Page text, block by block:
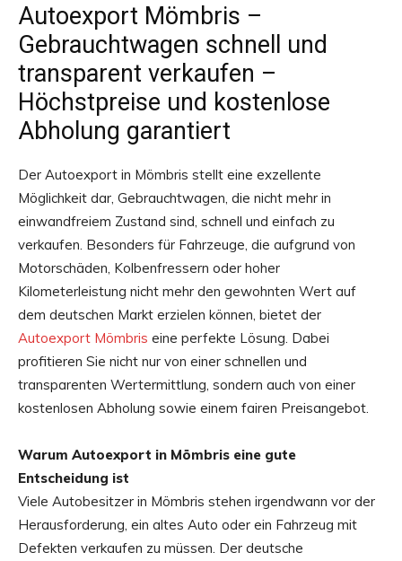
Autoexport Mömbris –
Gebrauchtwagen schnell und
transparent verkaufen –
Höchstpreise und kostenlose
Abholung garantiert
Der Autoexport in Mömbris stellt eine exzellente
Möglichkeit dar, Gebrauchtwagen, die nicht mehr in
einwandfreiem Zustand sind, schnell und einfach zu
verkaufen. Besonders für Fahrzeuge, die aufgrund von
Motorschäden, Kolbenfressern oder hoher
Kilometerleistung nicht mehr den gewohnten Wert auf
dem deutschen Markt erzielen können, bietet der
Autoexport Mömbris eine perfekte Lösung. Dabei
profitieren Sie nicht nur von einer schnellen und
transparenten Wertermittlung, sondern auch von einer
kostenlosen Abholung sowie einem fairen Preisangebot.
Warum Autoexport in Mömbris eine gute
Entscheidung ist
Viele Autobesitzer in Mömbris stehen irgendwann vor der
Herausforderung, ein altes Auto oder ein Fahrzeug mit
Defekten verkaufen zu müssen. Der deutsche